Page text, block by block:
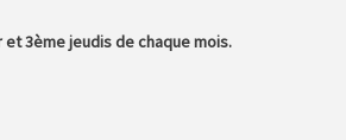
3ème jeudis de chaque mois.